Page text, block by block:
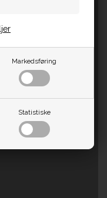
Markedsføring
Statistiske